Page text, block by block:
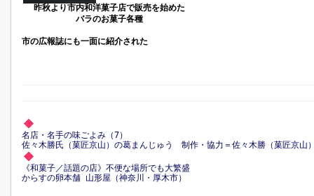
昨秋より市内和洋菓子店で販売を始めた
バラのお菓子各種
市の広報誌にも一面に紹介された
名店・名手の味ごよみ（7）
佐々木勝氏（菓匠京山）の葛まんじゅう 制作・協力＝佐々木勝（菓匠京山
《和菓子／話題の店》不便な場所でも大繁盛
からすの卵本舗 山形屋（神奈川・厚木市）